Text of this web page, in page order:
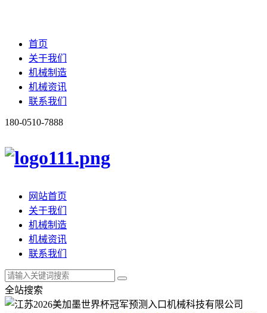
首页
关于我们
机械制造
机械资讯
联系我们
180-0510-7888
网站首页
关于我们
机械制造
机械资讯
联系我们
全站搜索